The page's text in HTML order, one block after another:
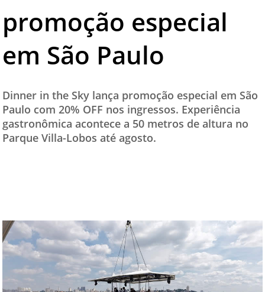
TESTADO E APROVADO
ÚLTIMAS NOTÍCIAS
PARCEIROS
CONTATO
promoção especial
em São Paulo
Dinner in the Sky lança promoção especial em São
Paulo com 20% OFF nos ingressos. Experiência
gastronômica acontece a 50 metros de altura no
Parque Villa-Lobos até agosto.